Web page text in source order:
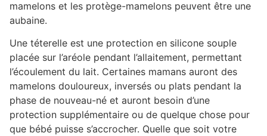
mamelons et les protège-mamelons peuvent être une
aubaine.
Une téterelle est une protection en silicone souple
placée sur l’aréole pendant l’allaitement, permettant
l’écoulement du lait. Certaines mamans auront des
mamelons douloureux, inversés ou plats pendant la
phase de nouveau-né et auront besoin d’une
protection supplémentaire ou de quelque chose pour
que bébé puisse s’accrocher. Quelle que soit votre